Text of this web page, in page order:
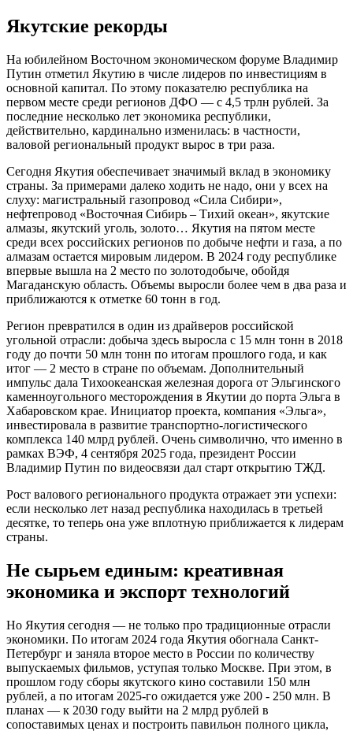
Якутские рекорды
На юбилейном Восточном экономическом форуме Владимир
Путин отметил Якутию в числе лидеров по инвестициям в
основной капитал. По этому показателю республика на
первом месте среди регионов ДФО — с 4,5 трлн рублей. За
последние несколько лет экономика республики,
действительно, кардинально изменилась: в частности,
валовой региональный продукт вырос в три раза.
Сегодня Якутия обеспечивает значимый вклад в экономику
страны. За примерами далеко ходить не надо, они у всех на
слуху: магистральный газопровод «Сила Сибири»,
нефтепровод «Восточная Сибирь – Тихий океан», якутские
алмазы, якутский уголь, золото… Якутия на пятом месте
среди всех российских регионов по добыче нефти и газа, а по
алмазам остается мировым лидером. В 2024 году республике
впервые вышла на 2 место по золотодобыче, обойдя
Магаданскую область. Объемы выросли более чем в два раза и
приближаются к отметке 60 тонн в год.
Регион превратился в один из драйверов российской
угольной отрасли: добыча здесь выросла с 15 млн тонн в 2018
году до почти 50 млн тонн по итогам прошлого года, и как
итог — 2 место в стране по объемам. Дополнительный
импульс дала Тихоокеанская железная дорога от Эльгинского
каменноугольного месторождения в Якутии до порта Эльга в
Хабаровском крае. Инициатор проекта, компания «Эльга»,
инвестировала в развитие транспортно-логистического
комплекса 140 млрд рублей. Очень символично, что именно в
рамках ВЭФ, 4 сентября 2025 года, президент России
Владимир Путин по видеосвязи дал старт открытию ТЖД.
Рост валового регионального продукта отражает эти успехи:
если несколько лет назад республика находилась в третьей
десятке, то теперь она уже вплотную приближается к лидерам
страны.
Не сырьем единым: креативная
экономика и экспорт технологий
Но Якутия сегодня — не только про традиционные отрасли
экономики. По итогам 2024 года Якутия обогнала Санкт-
Петербург и заняла второе место в России по количеству
выпускаемых фильмов, уступая только Москве. При этом, в
прошлом году сборы якутского кино составили 150 млн
рублей, а по итогам 2025-го ожидается уже 200 - 250 млн. В
планах — к 2030 году выйти на 2 млрд рублей в
сопоставимых ценах и построить павильон полного цикла,